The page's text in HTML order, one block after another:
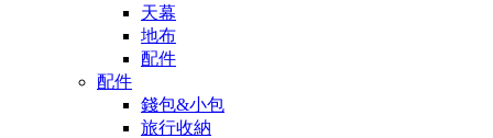
天幕
地布
配件
配件
錢包&小包
旅行收納